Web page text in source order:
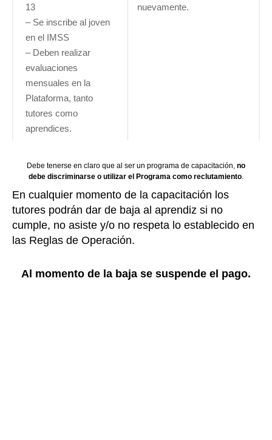
13
– Se inscribe al joven
en el IMSS
– Deben realizar
evaluaciones
mensuales en la
Plataforma, tanto
tutores como
aprendices.
nuevamente.
Debe tenerse en claro que al ser un programa de capacitación, no
debe discriminarse o utilizar el Programa como reclutamiento
En cualquier momento de la capacitación los
tutores podrán dar de baja al aprendiz si no
cumple, no asiste y/o no respeta lo establecido en
las Reglas de Operación.
Al momento de la baja se suspende el pago.